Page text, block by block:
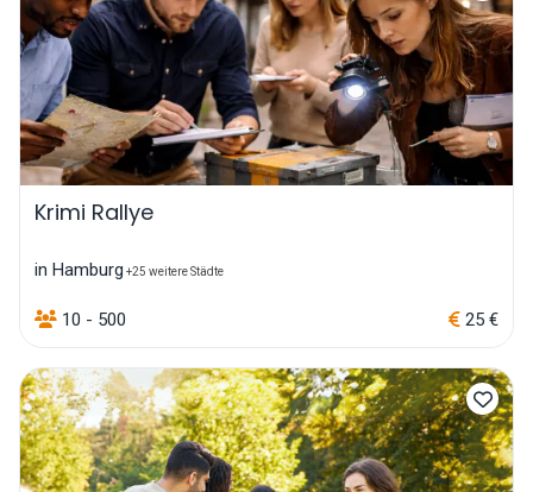
Krimi Rallye
in Hamburg +25 weitere Städte
10 - 500 25 €